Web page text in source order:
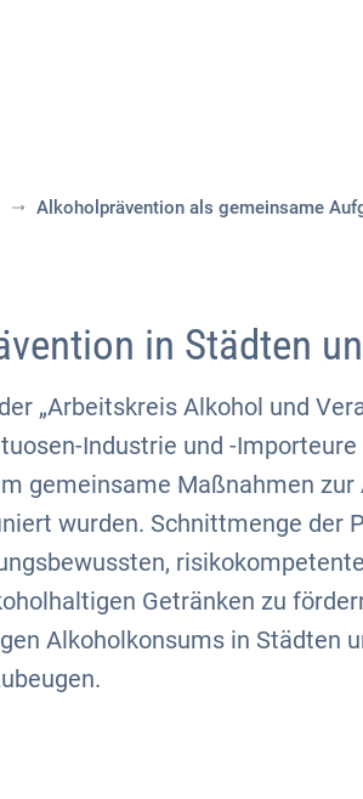
Alkoholprävention als gemeinsame
in Städten
„Arbeitskreis Alkohol und
Industrie und -
gemeinsame Maßnahmen
wurden. Schnittmenge der
Getränken zu
Alkoholkonsums in Städten